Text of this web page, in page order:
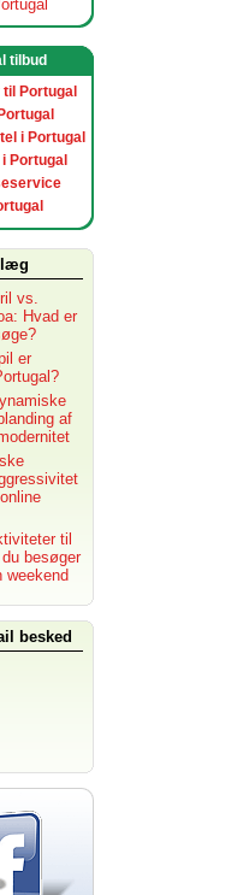
tilbud
Portugal
i Portugal
Portugal
vs.
Hvad er
er
af
til
besøger
weekend
besked